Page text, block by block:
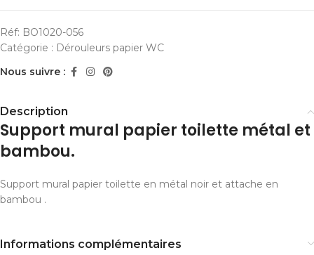
Réf: BO1020-056
Catégorie : Dérouleurs papier WC
Nous suivre :
Description
Support mural papier toilette métal et
bambou.
Support mural papier toilette en métal noir et attache en
bambou .
Informations complémentaires